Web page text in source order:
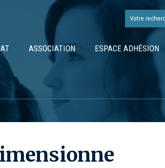
ASSOCIATION ESPACE ADHÉSION